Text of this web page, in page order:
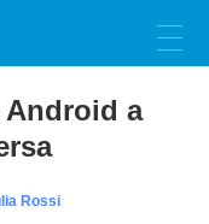
Android a
Rossi